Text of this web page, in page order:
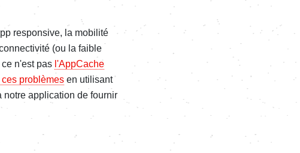
responsive, la mobilité
(ou la faible
n'est pas l'AppCache
problèmes en utilisant
notre application de fournir